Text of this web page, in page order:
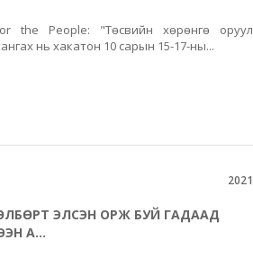
the People: "Төсвийн хөрөнгө
нь хакатон 10 сарын 15-17-ны...
ЭЛСЭН ОРЖ БУЙ ГАДААД
А...